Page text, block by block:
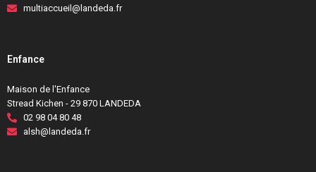
multiaccueil@landeda.fr
Enfance
Maison de l'Enfance
Stread Kichen - 29 870 LANDEDA
02 98 04 80 48
alsh@landeda.fr